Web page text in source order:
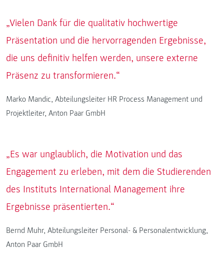
„Vielen Dank für die qualitativ hochwertige
Präsentation und die hervorragenden Ergebnisse,
die uns definitiv helfen werden, unsere externe
Präsenz zu transformieren.“
Marko Mandic, Abteilungsleiter HR Process Management und
Projektleiter, Anton Paar GmbH
„Es war unglaublich, die Motivation und das
Engagement zu erleben, mit dem die Studierenden
des Instituts International Management ihre
Ergebnisse präsentierten.“
Bernd Muhr, Abteilungsleiter Personal- & Personalentwicklung,
Anton Paar GmbH